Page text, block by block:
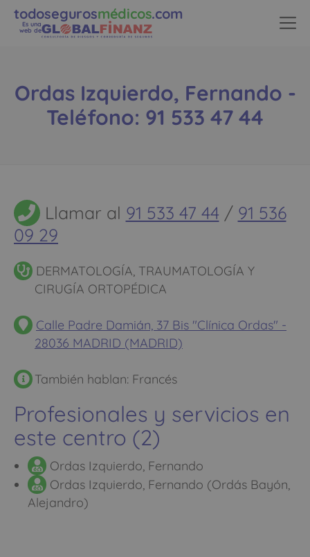
todosegurosmédicos.com
Es una
web de
Ordas Izquierdo, Fernando -
Teléfono: 91 533 47 44
Llamar al 91 533 47 44 / 91 536
09 29
DERMATOLOGÍA, TRAUMATOLOGÍA Y
CIRUGÍA ORTOPÉDICA
Calle Padre Damián, 37 Bis "Clínica Ordas" -
28036 MADRID (MADRID)
También hablan: Francés
Profesionales y servicios en
este centro (2)
Ordas Izquierdo, Fernando
Ordas Izquierdo, Fernando (Ordás Bayón,
Alejandro)